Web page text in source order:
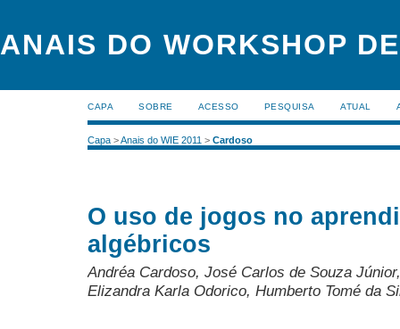
ANAIS DO WORKSHOP
CAPA SOBRE ACESSO PESQUISA ATUAL
Capa >Anais do WIE 2011 > Cardoso
O uso de jogos no
algébricos
Andréa Cardoso, José Carlos de Souza
Elizandra Karla Odorico, Humberto Tomé da